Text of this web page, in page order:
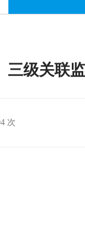
三级关联
次